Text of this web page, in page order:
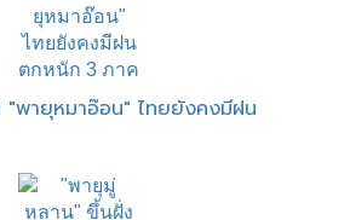
"พายุหมาอ๊อน" ไทยยังคงมีฝน